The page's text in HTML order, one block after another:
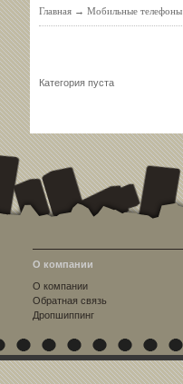
Главная → Мобильные телефоны
Категория пуста
О компании
О компании
Обратная связь
Дропшиппинг